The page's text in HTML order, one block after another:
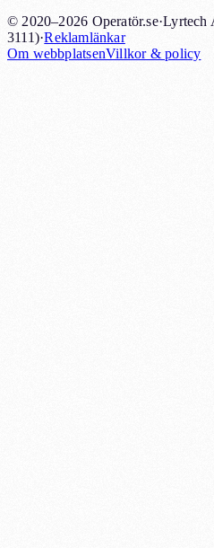
© 2020–2026 Operatör.se·Lyrtech
3111)·Reklamlänkar
Om webbplatsenVillkor & policy